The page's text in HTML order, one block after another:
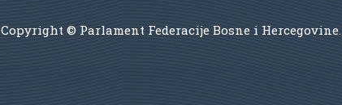
Copyright © Parlament Federacije Bosne i Hercegovine.